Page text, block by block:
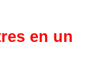
en un